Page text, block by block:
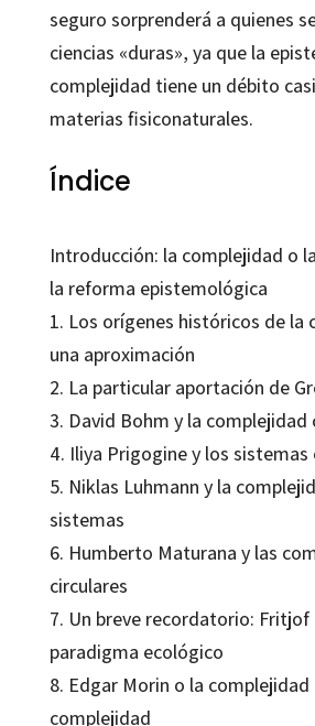
seguro sorprenderá a quienes
ciencias «duras», ya que la
complejidad tiene un débito
materias fisiconaturales.
Índice
Introducción: la complejidad o
la reforma epistemológica
1. Los orígenes históricos de la
una aproximación
2. La particular aportación de
3. David Bohm y la complejidad
4. Iliya Prigogine y los sistemas
5. Niklas Luhmann y la
sistemas
6. Humberto Maturana y las
circulares
7. Un breve recordatorio: Fritjof
paradigma ecológico
8. Edgar Morin o la complejidad
complejidad